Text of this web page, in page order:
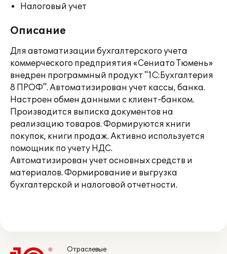
Налоговый учет
Описание
Для автоматизации бухгалтерского учета
коммерческого предприятия «Сениато Тюмень»
внедрен программный продукт "1С:Бухгалтерия
8 ПРОФ". Автоматизирован учет кассы, банка.
Настроен обмен данными с клиент-банком.
Производится выписка документов на
реализацию товаров. Формируются книги
покупок, книги продаж. Активно используется
помощник по учету НДС.
Автоматизирован учет основных средств и
материалов. Формирование и выгрузка
бухгалтерской и налоговой отчетности.
Отраслевые